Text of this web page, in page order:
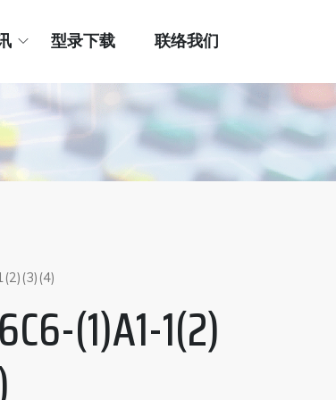
型录下载 联络我们
(1)A1-1(2)